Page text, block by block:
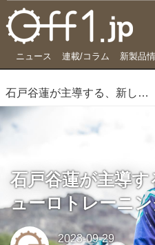
ニュース 連載/コラム 新製品
石戸谷蓮が主導する、新しいエンデューロトレーニング
石戸谷蓮が主導
ューロトレーニ
2023-09-29